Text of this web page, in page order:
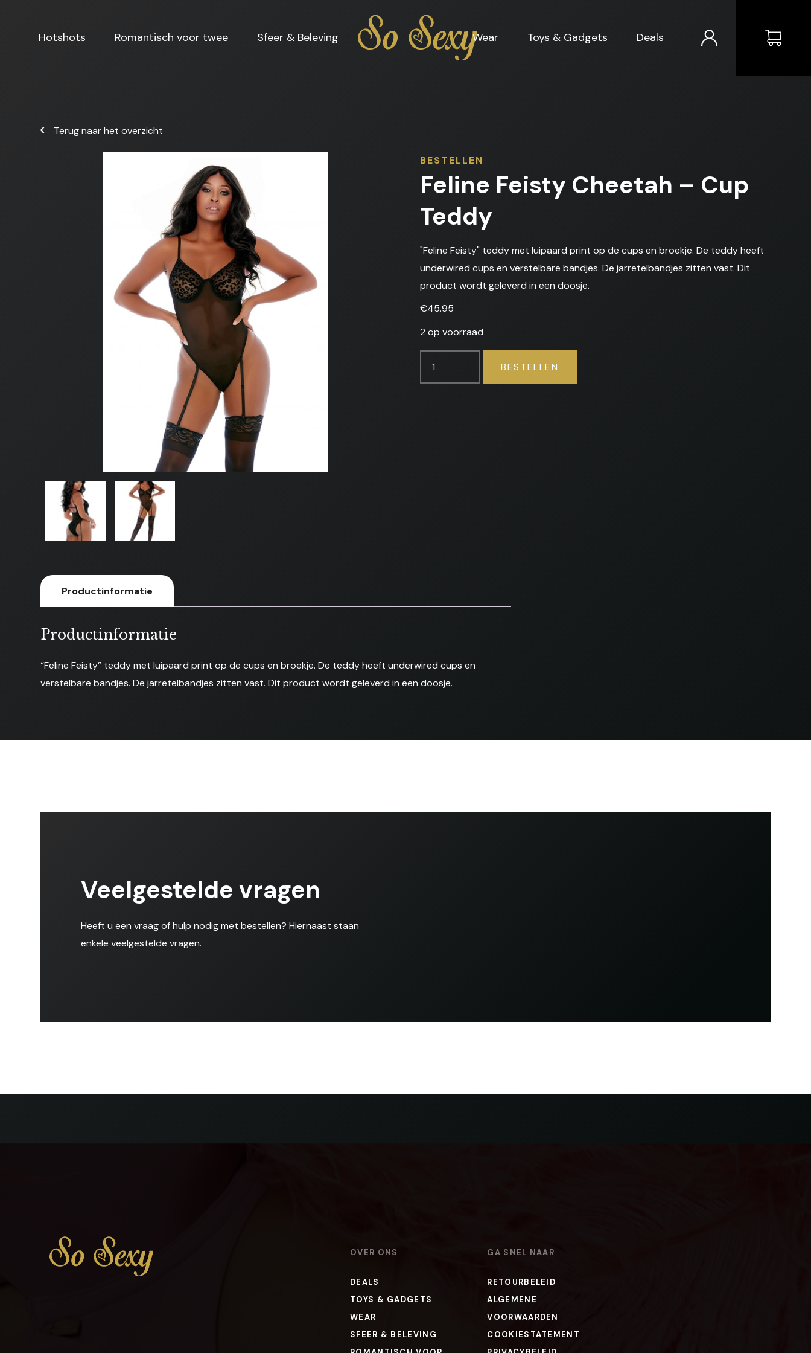
Hotshots Romantisch voor twee Sfeer & Beleving
Home
Wear
Toys & Gadgets Deals
Terug naar het overzicht
BESTELLEN
Feline Feisty Cheetah – Cup
Teddy
"Feline Feisty" teddy met luipaard print op de cups en broekje. De teddy heeft
underwired cups en verstelbare bandjes. De jarretelbandjes zitten vast. Dit
product wordt geleverd in een doosje.
€45.95
2 op voorraad
BESTELLEN
Productinformatie
Productinformatie
“Feline Feisty” teddy met luipaard print op de cups en broekje. De teddy heeft underwired cups en
verstelbare bandjes. De jarretelbandjes zitten vast. Dit product wordt geleverd in een doosje.
Veelgestelde vragen
Heeft u een vraag of hulp nodig met bestellen? Hiernaast staan
enkele veelgestelde vragen.
OVER ONS
DEALS
TOYS & GADGETS
WEAR
SFEER & BELEVING
GA SNEL NAAR
RETOURBELEID
ALGEMENE
VOORWAARDEN
COOKIESTATEMENT